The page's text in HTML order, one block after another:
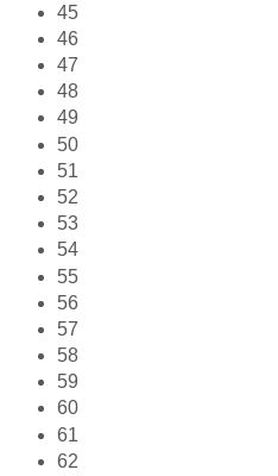
45
46
47
48
49
50
51
52
53
54
55
56
57
58
59
60
61
62